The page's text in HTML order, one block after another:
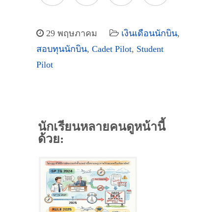
29 พฤษภาคม เงินเดือนนักบิน,
สอบทุนนักบิน, Cadet Pilot, Student
Pilot
นักเรียนหลายคนดูหน้านี้
ด้วย: